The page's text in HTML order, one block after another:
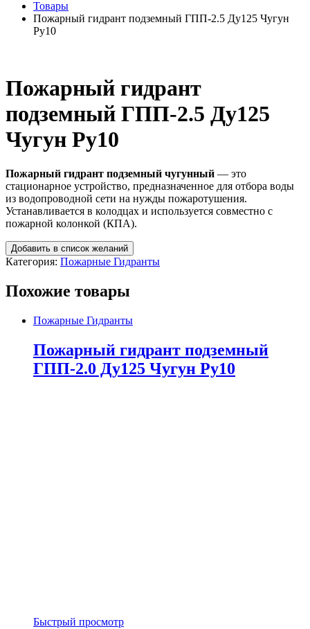
Товары
Пожарный гидрант подземный ГПП-2.5 Ду125 Чугун
Ру10
Пожарный гидрант
подземный ГПП-2.5 Ду125
Чугун Ру10
Пожарный гидрант подземный чугунный — это
стационарное устройство, предназначенное для отбора воды
из водопроводной сети на нужды пожаротушения.
Устанавливается в колодцах и используется совместно с
пожарной колонкой (КПА).
Добавить в список желаний
Категория: Пожарные Гидранты
Похожие товары
Пожарные Гидранты
Пожарный гидрант подземный
ГПП-2.0 Ду125 Чугун Ру10
Быстрый просмотр